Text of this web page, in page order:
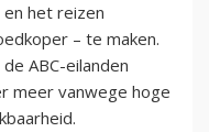
het reizen
– te maken.
ABC-eilanden
meer vanwege hoge